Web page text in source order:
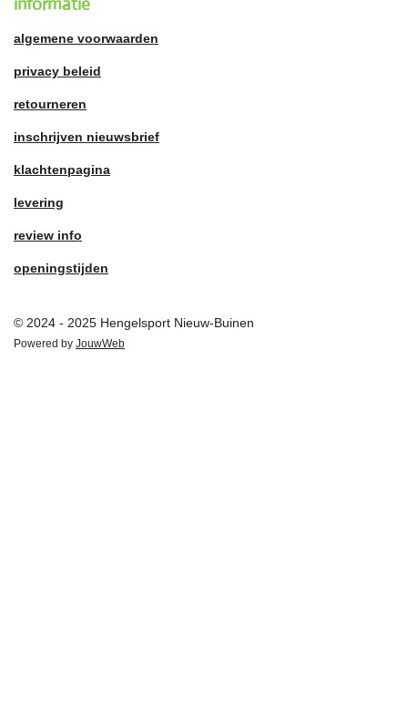
informatie
algemene voorwaarden
privacy beleid
retourneren
inschrijven nieuwsbrief
klachtenpagina
levering
review info
openingstijden
© 2024 - 2025 Hengelsport Nieuw-Buinen
Powered by JouwWeb